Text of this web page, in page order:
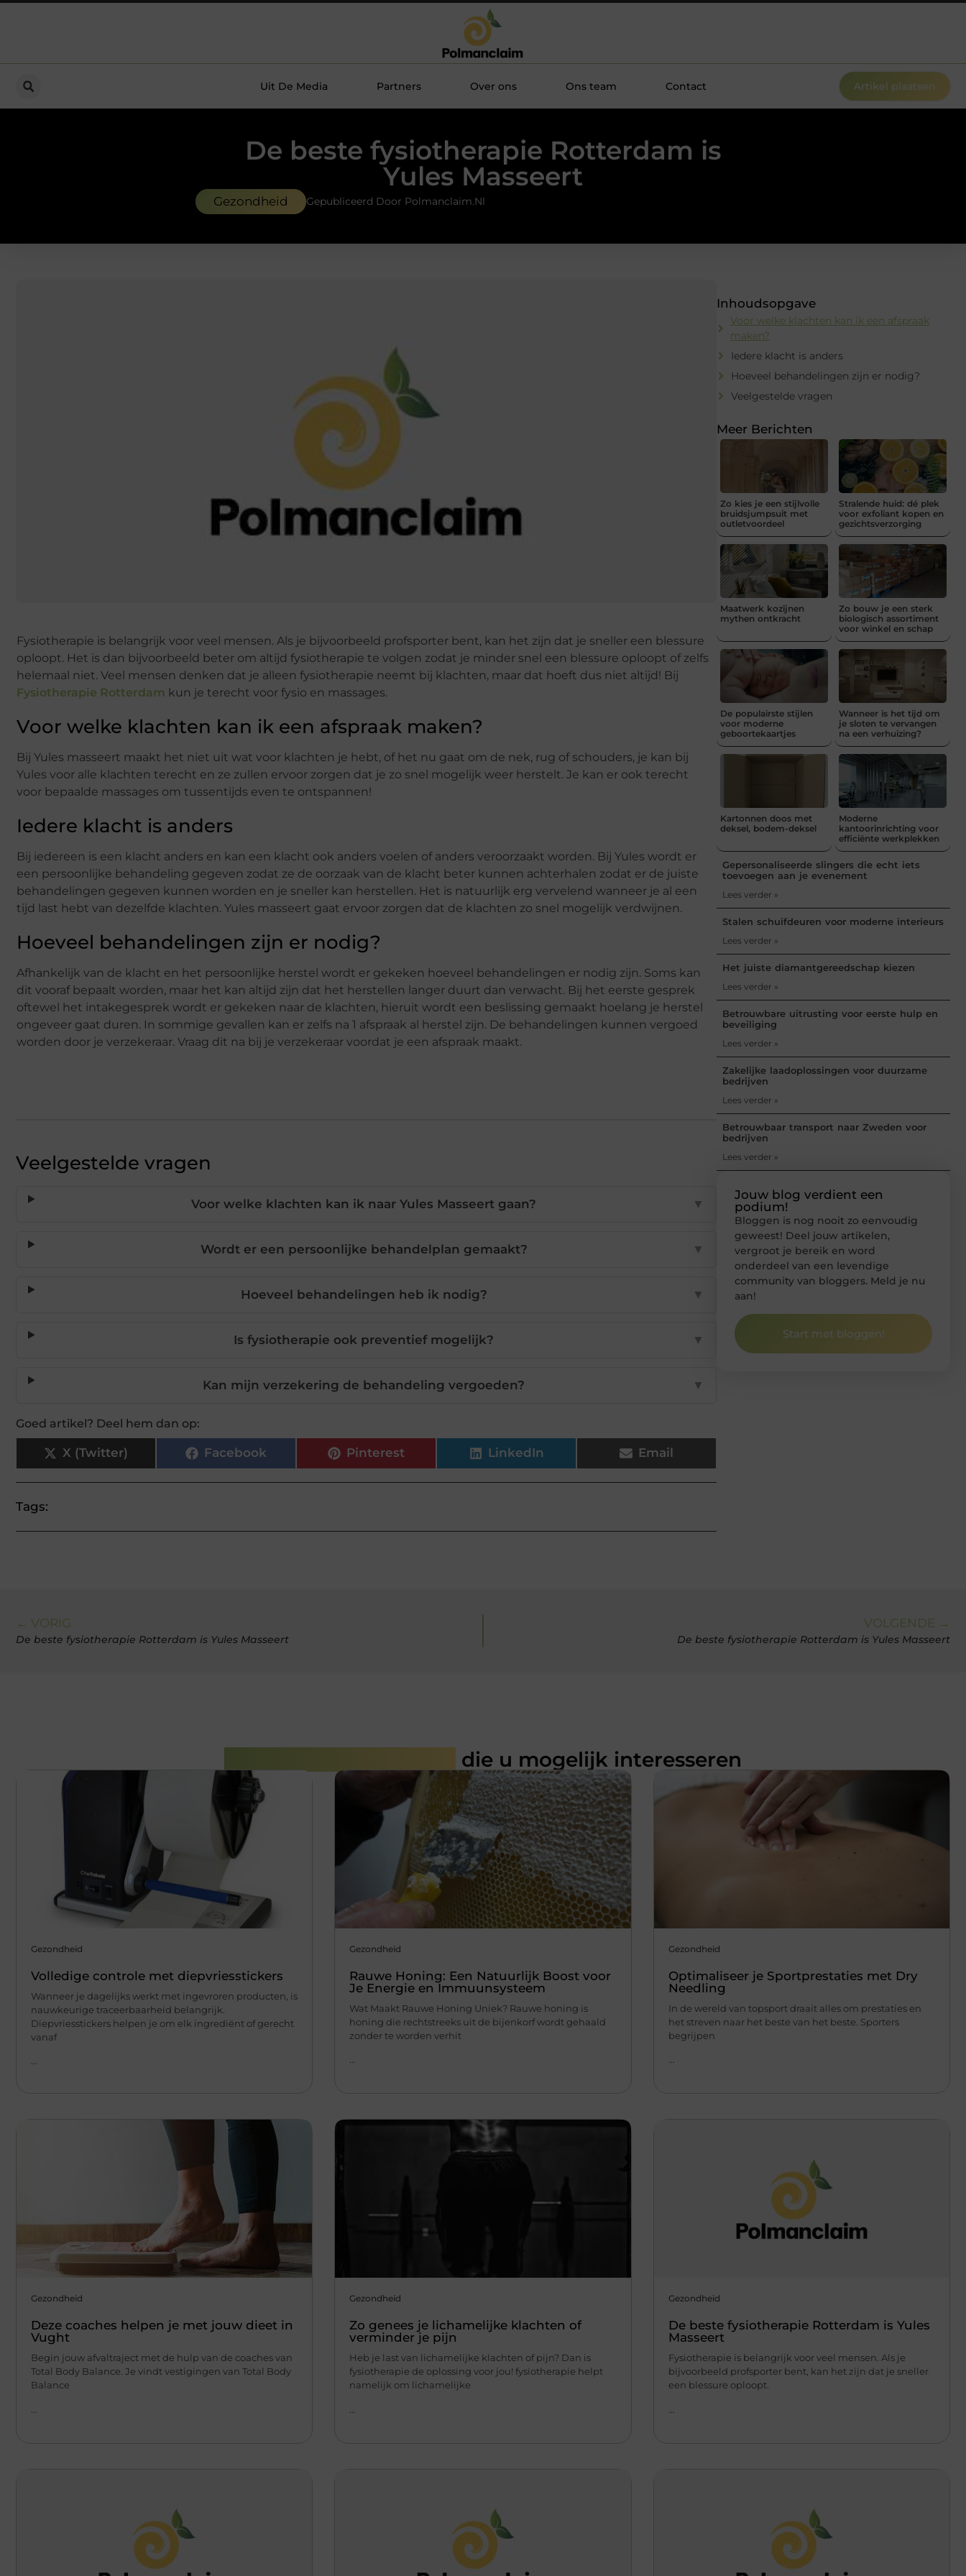
Uit De Media Partners Over ons Ons team Contact Artikel plaatsen
De beste fysiotherapie Rotterdam is
Yules Masseert
Gezondheid Gepubliceerd Door Polmanclaim.nl
Fysiotherapie is belangrijk voor veel mensen. Als je bijvoorbeeld profsporter bent, kan het zijn dat je sneller een blessure
oploopt. Het is dan bijvoorbeeld beter om altijd fysiotherapie te volgen zodat je minder snel een blessure oploopt of zelfs
helemaal niet. Veel mensen denken dat je alleen fysiotherapie neemt bij klachten, maar dat hoeft dus niet altijd! Bij
Fysiotherapie Rotterdam kun je terecht voor fysio en massages.
Voor welke klachten kan ik een afspraak maken?
Bij Yules masseert maakt het niet uit wat voor klachten je hebt, of het nu gaat om de nek, rug of schouders, je kan bij
Yules voor alle klachten terecht en ze zullen ervoor zorgen dat je zo snel mogelijk weer herstelt. Je kan er ook terecht
voor bepaalde massages om tussentijds even te ontspannen!
Iedere klacht is anders
Bij iedereen is een klacht anders en kan een klacht ook anders voelen of anders veroorzaakt worden. Bij Yules wordt er
een persoonlijke behandeling gegeven zodat ze de oorzaak van de klacht beter kunnen achterhalen zodat er de juiste
behandelingen gegeven kunnen worden en je sneller kan herstellen. Het is natuurlijk erg vervelend wanneer je al een
tijd last hebt van dezelfde klachten. Yules masseert gaat ervoor zorgen dat de klachten zo snel mogelijk verdwijnen.
Hoeveel behandelingen zijn er nodig?
Afhankelijk van de klacht en het persoonlijke herstel wordt er gekeken hoeveel behandelingen er nodig zijn. Soms kan
dit vooraf bepaalt worden, maar het kan altijd zijn dat het herstellen langer duurt dan verwacht. Bij het eerste gesprek
oftewel het intakegesprek wordt er gekeken naar de klachten, hieruit wordt een beslissing gemaakt hoelang je herstel
ongeveer gaat duren. In sommige gevallen kan er zelfs na 1 afspraak al herstel zijn. De behandelingen kunnen vergoed
worden door je verzekeraar. Vraag dit na bij je verzekeraar voordat je een afspraak maakt.
Veelgestelde vragen
Voor welke klachten kan ik naar Yules Masseert gaan? ▼
Wordt er een persoonlijke behandelplan gemaakt? ▼
Hoeveel behandelingen heb ik nodig? ▼
Is fysiotherapie ook preventief mogelijk? ▼
Kan mijn verzekering de behandeling vergoeden? ▼
Goed artikel? Deel hem dan op:
X (Twitter) Facebook Pinterest LinkedIn Email
Tags:
Inhoudsopgave
Voor welke klachten kan ik een afspraak
maken?
Iedere klacht is anders
Hoeveel behandelingen zijn er nodig?
Veelgestelde vragen
Meer Berichten
Zo kies je een stijlvolle
bruidsjumpsuit met
outletvoordeel
Stralende huid: dé plek
voor exfoliant kopen en
gezichtsverzorging
Maatwerk kozijnen
mythen ontkracht
Zo bouw je een sterk
biologisch assortiment
voor winkel en schap
De populairste stijlen
voor moderne
geboortekaartjes
Wanneer is het tijd om
je sloten te vervangen
na een verhuizing?
Kartonnen doos met
deksel, bodem-deksel
Moderne
kantoorinrichting voor
efficiënte werkplekken
Gepersonaliseerde slingers die echt iets
toevoegen aan je evenement
Lees verder »
Stalen schuifdeuren voor moderne interieurs
Lees verder »
Het juiste diamantgereedschap kiezen
Lees verder »
Betrouwbare uitrusting voor eerste hulp en
beveiliging
Lees verder »
Zakelijke laadoplossingen voor duurzame
bedrijven
Lees verder »
Betrouwbaar transport naar Zweden voor
bedrijven
Lees verder »
Jouw blog verdient een
podium!
Bloggen is nog nooit zo eenvoudig
geweest! Deel jouw artikelen,
vergroot je bereik en word
onderdeel van een levendige
community van bloggers. Meld je nu
aan!
Start met bloggen!
← VORIG
De beste fysiotherapie Rotterdam is Yules Masseert
VOLGENDE →
De beste fysiotherapie Rotterdam is Yules Masseert
die u mogelijk interesseren
Gezondheid
Volledige controle met diepvriesstickers
Wanneer je dagelijks werkt met ingevroren producten, is
nauwkeurige traceerbaarheid belangrijk.
Diepvriesstickers helpen je om elk ingrediënt of gerecht
vanaf
...
Gezondheid
Rauwe Honing: Een Natuurlijk Boost voor
Je Energie en Immuunsysteem
Wat Maakt Rauwe Honing Uniek? Rauwe honing is
honing die rechtstreeks uit de bijenkorf wordt gehaald
zonder te worden verhit
...
Gezondheid
Optimaliseer je Sportprestaties met Dry
Needling
In de wereld van topsport draait alles om prestaties en
het streven naar het beste van het beste. Sporters
begrijpen
...
Gezondheid
Deze coaches helpen je met jouw dieet in
Vught
Begin jouw afvaltraject met de hulp van de coaches van
Total Body Balance. Je vindt vestigingen van Total Body
Balance
Gezondheid
Zo genees je lichamelijke klachten of
verminder je pijn
Heb je last van lichamelijke klachten of pijn? Dan is
fysiotherapie de oplossing voor jou! fysiotherapie helpt
namelijk om lichamelijke
Gezondheid
De beste fysiotherapie Rotterdam is Yules
Masseert
Fysiotherapie is belangrijk voor veel mensen. Als je
bijvoorbeeld profsporter bent, kan het zijn dat je sneller
een blessure oploopt.